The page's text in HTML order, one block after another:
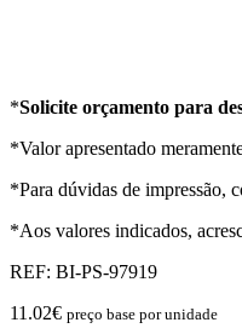
*Solicite orçamento para
*Valor apresentado
*Para dúvidas de impressão,
*Aos valores indicados,
REF: BI-PS-97919
11.02€ preço base por unidade